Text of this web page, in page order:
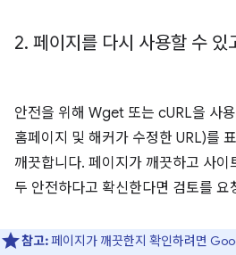
2. 페이지를 다시 사용할 수 있
안전을 위해 Wget 또는 cURL을 사
홈페이지 및 해커가 수정한 URL)를
깨끗합니다. 페이지가 깨끗하고 사이
두 안전하다고 확신한다면 검토를 요
참고:페이지가 깨끗한지 확인하려면